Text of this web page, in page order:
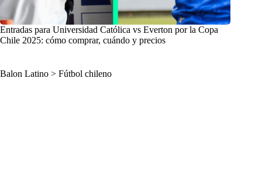
Entradas para Universidad Católica vs Everton por la Copa
Chile 2025: cómo comprar, cuándo y precios
Balon Latino > Fútbol chileno